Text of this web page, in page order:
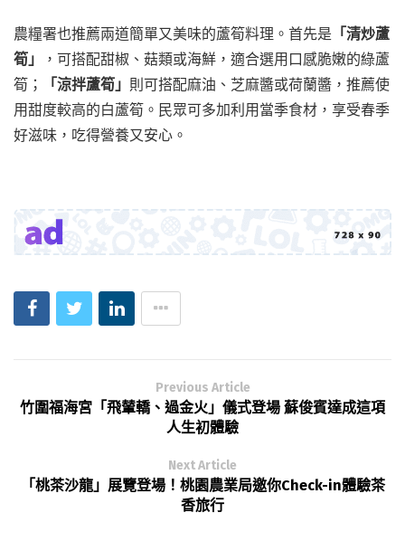
農糧署也推薦兩道簡單又美味的蘆筍料理。首先是 「清炒蘆
筍」
，可搭配甜椒、菇類或海鮮，適合選用口感脆嫩的綠蘆
筍；
「涼拌蘆筍」 則可搭配麻油、芝麻醬或荷蘭醬，推薦使
用甜度較高的白蘆筍。民眾可多加利用當季食材，享受春季
好滋味，吃得營養又安心。
Previous Article
竹圍福海宮「飛輦轎、過金火」儀式登場 蘇俊賓達成這項
人生初體驗
Next Article
「桃茶沙龍」展覽登場！桃園農業局邀你Check-in體驗茶
香旅行